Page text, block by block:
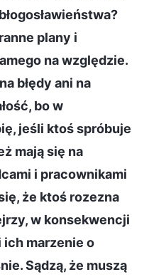
plany i
na względzie.
błędy ani na
bo w
jeśli ktoś spróbuje
mają się na
i pracownikami
że ktoś rozezna
w konsekwencji
marzenie o
Sądzą, że muszą